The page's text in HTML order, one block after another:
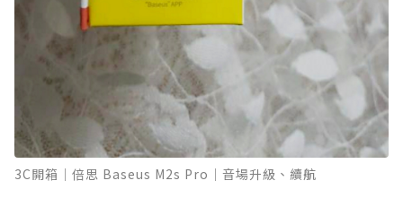
3C開箱｜倍思 Baseus M2s Pro｜音場升級、續航